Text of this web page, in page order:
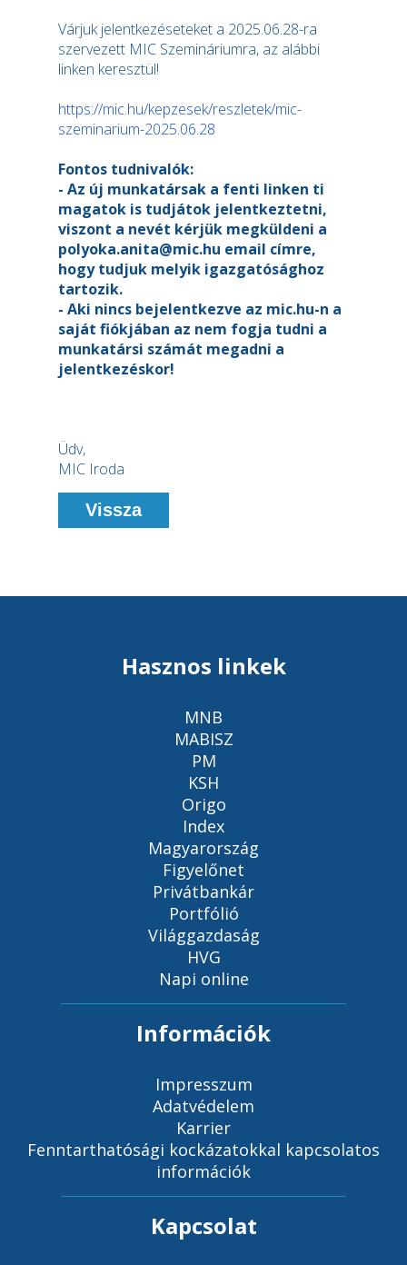
Várjuk jelentkezéseteket a 2025.06.28-ra
szervezett MIC Szemináriumra, az alábbi
linken keresztül!
https://mic.hu/kepzesek/reszletek/mic-
szeminarium-2025.06.28
Fontos tudnivalók:
- Az új munkatársak a fenti linken ti
magatok is tudjátok jelentkeztetni,
viszont a nevét kérjük megküldeni a
polyoka.anita@mic.hu email címre,
hogy tudjuk melyik igazgatósághoz
tartozik.
- Aki nincs bejelentkezve az mic.hu-n a
saját fiókjában az nem fogja tudni a
munkatársi számát megadni a
jelentkezéskor!
Üdv,
MIC Iroda
Vissza
Hasznos linkek
MNB
MABISZ
PM
KSH
Origo
Index
Magyarország
Figyelőnet
Privátbankár
Portfólió
Világgazdaság
HVG
Napi online
Információk
Impresszum
Adatvédelem
Karrier
Fenntarthatósági kockázatokkal kapcsolatos
információk
Kapcsolat